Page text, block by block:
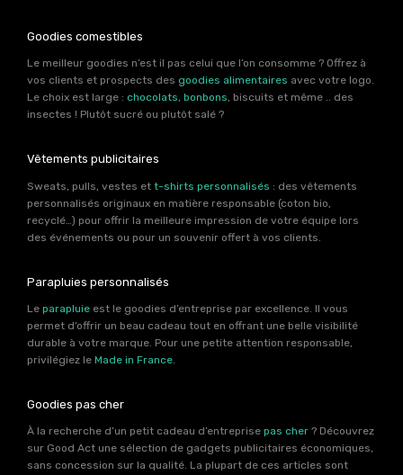
Goodies comestibles
Le meilleur goodies n’est il pas celui que l’on consomme ? Offrez à
vos clients et prospects des goodies alimentaires avec votre logo.
Le choix est large : chocolats, bonbons, biscuits et même .. des
insectes ! Plutôt sucré ou plutôt salé ?
Vêtements publicitaires
Sweats, pulls, vestes et t-shirts personnalisés : des vêtements
personnalisés originaux en matière responsable (coton bio,
recyclé…) pour offrir la meilleure impression de votre équipe lors
des événements ou pour un souvenir offert à vos clients.
Parapluies personnalisés
Le parapluie est le goodies d’entreprise par excellence. Il vous
permet d’offrir un beau cadeau tout en offrant une belle visibilité
durable à votre marque. Pour une petite attention responsable,
privilégiez le Made in France.
Goodies pas cher
À la recherche d’un petit cadeau d’entreprise pas cher ? Découvrez
sur Good Act une sélection de gadgets publicitaires économiques,
sans concession sur la qualité. La plupart de ces articles sont